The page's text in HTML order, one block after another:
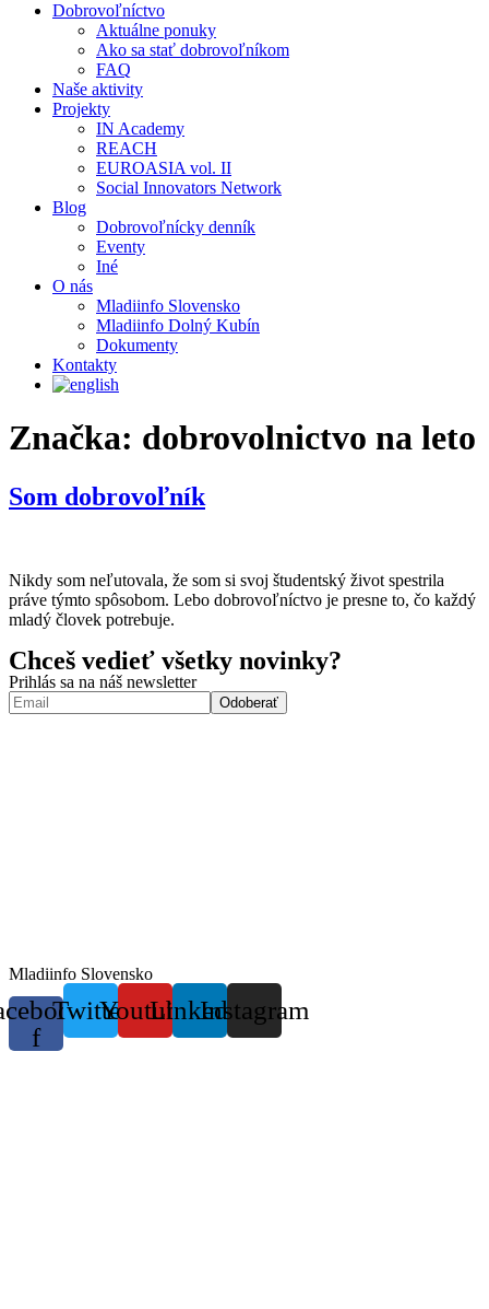
Dobrovoľníctvo
Aktuálne ponuky
Ako sa stať dobrovoľníkom
FAQ
Naše aktivity
Projekty
IN Academy
REACH
EUROASIA vol. II
Social Innovators Network
Blog
Dobrovoľnícky denník
Eventy
Iné
O nás
Mladiinfo Slovensko
Mladiinfo Dolný Kubín
Dokumenty
Kontakty
Značka: dobrovolnictvo na leto
Som dobrovoľník
Nikdy som neľutovala, že som si svoj študentský život spestrila
práve týmto spôsobom. Lebo dobrovoľníctvo je presne to, čo každý
mladý človek potrebuje.
Chceš vedieť všetky novinky?
Prihlás sa na náš newsletter
Mladiinfo Slovensko
f
TwitterYoutubeLinkedinInstagram